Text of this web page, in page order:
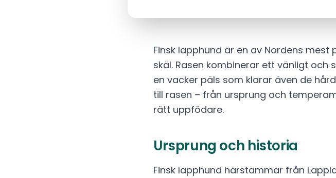
Finsk lapphund är en av Nordens
skäl. Rasen kombinerar ett vänligt
en vacker päls som klarar även de
till rasen – från ursprung och
rätt uppfödare.
Ursprung och historia
Finsk lapphund härstammar från